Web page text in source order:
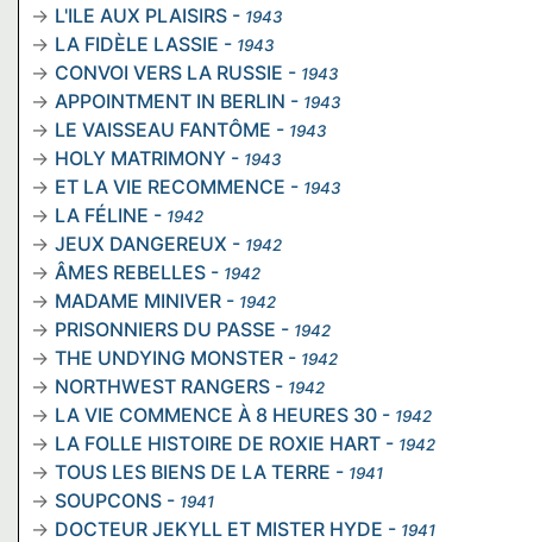
L'ILE AUX PLAISIRS - 1943
LA FIDÈLE LASSIE - 1943
CONVOI VERS LA RUSSIE - 1943
APPOINTMENT IN BERLIN - 1943
LE VAISSEAU FANTÔME - 1943
HOLY MATRIMONY - 1943
ET LA VIE RECOMMENCE - 1943
LA FÉLINE - 1942
JEUX DANGEREUX - 1942
ÂMES REBELLES - 1942
MADAME MINIVER - 1942
PRISONNIERS DU PASSE - 1942
THE UNDYING MONSTER - 1942
NORTHWEST RANGERS - 1942
LA VIE COMMENCE À 8 HEURES 30 - 1942
LA FOLLE HISTOIRE DE ROXIE HART - 1942
TOUS LES BIENS DE LA TERRE - 1941
SOUPCONS - 1941
DOCTEUR JEKYLL ET MISTER HYDE - 1941